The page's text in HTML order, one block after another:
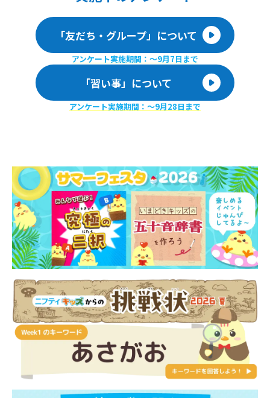
「友だち・グループ」について
アンケート実施期間：〜9月7日まで
「習い事」について
アンケート実施期間：〜9月28日まで